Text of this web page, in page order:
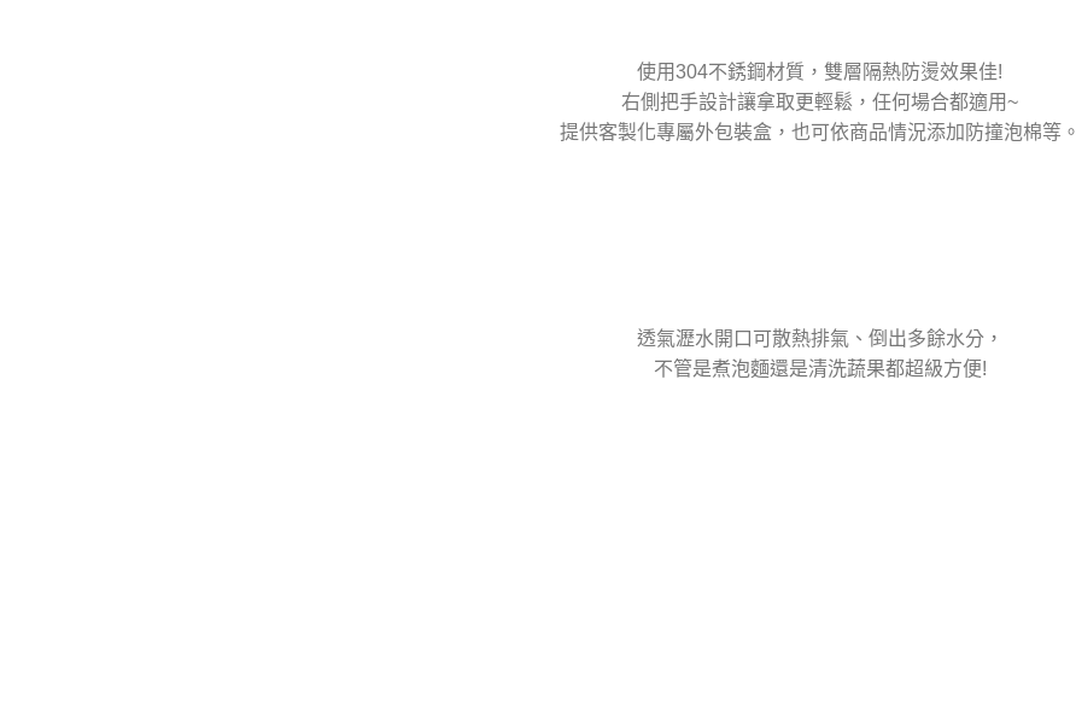
使用304不銹鋼材質，雙層隔熱防燙效果佳!
右側把手設計讓拿取更輕鬆，任何場合都適用~
提供客製化專屬外包裝盒，也可依商品情況添加防撞泡棉等。
透氣瀝水開口可散熱排氣、倒出多餘水分，
不管是煮泡麵還是清洗蔬果都超級方便!